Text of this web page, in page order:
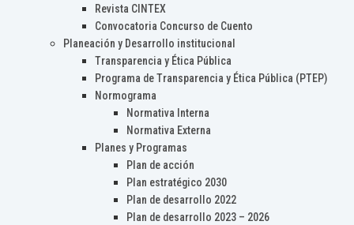
Revista CINTEX
Convocatoria Concurso de Cuento
Planeación y Desarrollo institucional
Transparencia y Ética Pública
Programa de Transparencia y Ética Pública (PTEP)
Normograma
Normativa Interna
Normativa Externa
Planes y Programas
Plan de acción
Plan estratégico 2030
Plan de desarrollo 2022
Plan de desarrollo 2023 – 2026